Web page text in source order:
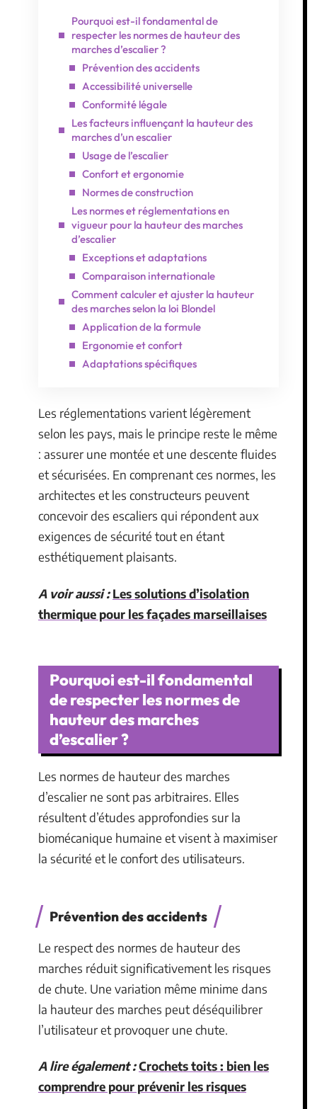
Pourquoi est-il fondamental de
respecter les normes de hauteur des
marches d’escalier ?
Prévention des accidents
Accessibilité universelle
Conformité légale
Les facteurs influençant la hauteur des
marches d’un escalier
Usage de l’escalier
Confort et ergonomie
Normes de construction
Les normes et réglementations en
vigueur pour la hauteur des marches
d’escalier
Exceptions et adaptations
Comparaison internationale
Comment calculer et ajuster la hauteur
des marches selon la loi Blondel
Application de la formule
Ergonomie et confort
Adaptations spécifiques
Les réglementations varient légèrement
selon les pays, mais le principe reste le même
: assurer une montée et une descente fluides
et sécurisées. En comprenant ces normes, les
architectes et les constructeurs peuvent
concevoir des escaliers qui répondent aux
exigences de sécurité tout en étant
esthétiquement plaisants.
A voir aussi : Les solutions d’isolation
thermique pour les façades marseillaises
Pourquoi est-il fondamental
de respecter les normes de
hauteur des marches
d’escalier ?
Les normes de hauteur des marches
d’escalier ne sont pas arbitraires. Elles
résultent d’études approfondies sur la
biomécanique humaine et visent à maximiser
la sécurité et le confort des utilisateurs.
Prévention des accidents
Le respect des normes de hauteur des
marches réduit significativement les risques
de chute. Une variation même minime dans
la hauteur des marches peut déséquilibrer
l’utilisateur et provoquer une chute.
A lire également :Crochets toits : bien les
comprendre pour prévenir les risques